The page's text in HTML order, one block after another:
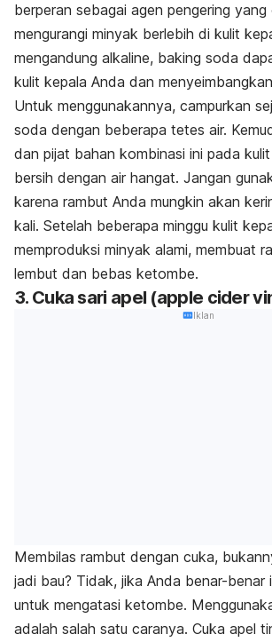
berperan sebagai agen pengering yang
mengurangi minyak berlebih di kulit
mengandung alkaline, baking soda
kulit kepala Anda dan
Untuk menggunakannya, campurkan
soda dengan beberapa tetes air.
dan pijat bahan kombinasi ini pada
bersih dengan air hangat. Jangan
karena rambut Anda mungkin akan
kali. Setelah beberapa minggu kulit
memproduksi minyak alami, membuat
lembut dan bebas ketombe.
3. Cuka sari apel (apple cider
Iklan
Membilas rambut dengan cuka,
jadi bau? Tidak, jika Anda benar-
untuk mengatasi ketombe.
adalah salah satu caranya. Cuka apel